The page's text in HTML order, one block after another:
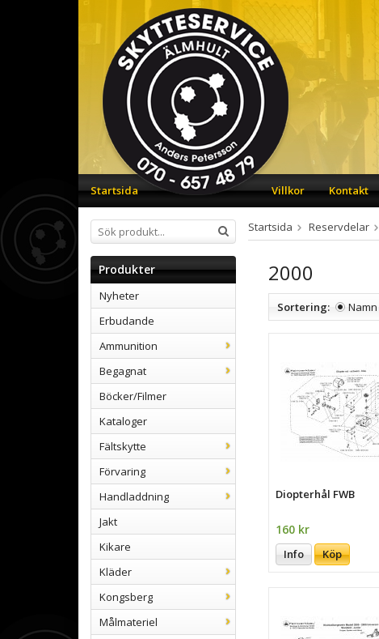
Startsida
Villkor Kontakt
Produkter
Nyheter
Erbudande
Ammunition
Begagnat
Böcker/Filmer
Kataloger
Fältskytte
Förvaring
Handladdning
Jakt
Kikare
Kläder
Kongsberg
Målmateriel
Startsida Reservdelar
2000
Sortering: Namn
Diopterhål FWB
160 kr
Info Köp